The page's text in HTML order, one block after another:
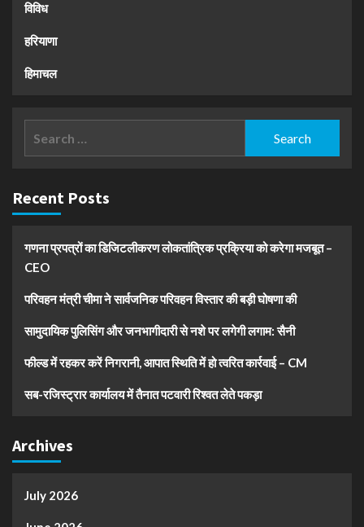
विविध
हरियाणा
हिमाचल
Recent Posts
गणना प्रपत्रों का डिजिटलीकरण लोकतांत्रिक प्रक्रिया को करेगा मजबूत –
CEO
परिवहन मंत्री चीमा ने सार्वजनिक परिवहन विस्तार की बड़ी घोषणा की
सामुदायिक पुलिसिंग और जनभागीदारी से नशे पर लगेगी लगाम: सैनी
फील्ड में रहकर करें निगरानी, आपात स्थिति में हो त्वरित कार्रवाई – CM
सब-रजिस्ट्रार कार्यालय में तैनात पटवारी रिश्वत लेते पकड़ा
Archives
July 2026